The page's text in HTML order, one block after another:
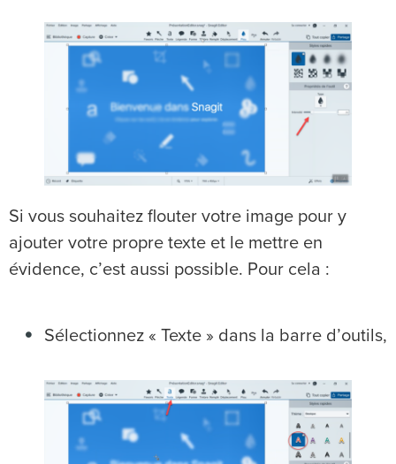
Si vous souhaitez flouter votre image pour y
ajouter votre propre texte et le mettre en
évidence, c’est aussi possible. Pour cela :
Sélectionnez « Texte » dans la barre d’outils,